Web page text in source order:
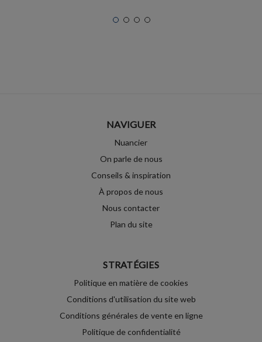
NAVIGUER
Nuancier
On parle de nous
Conseils & inspiration
À propos de nous
Nous contacter
Plan du site
STRATÉGIES
Politique en matière de cookies
Conditions d'utilisation du site web
Conditions générales de vente en ligne
Politique de confidentialité